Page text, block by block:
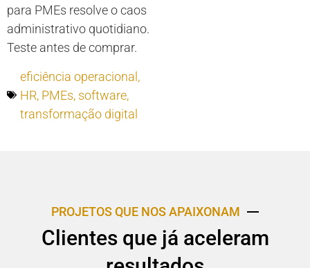
para PMEs resolve o caos
administrativo quotidiano.
Teste antes de comprar.
eficiência operacional,
HR, PMEs, software,
transformação digital
PROJETOS QUE NOS APAIXONAM
Clientes que já aceleram